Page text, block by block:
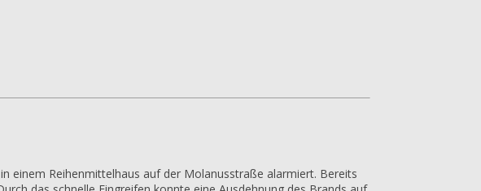
einem Reihenmittelhaus auf der Molanusstraße alarmiert. Bereits